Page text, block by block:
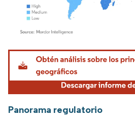
Imagen © Mordor Intelligence. El uso requiere
Panorama regulatorio